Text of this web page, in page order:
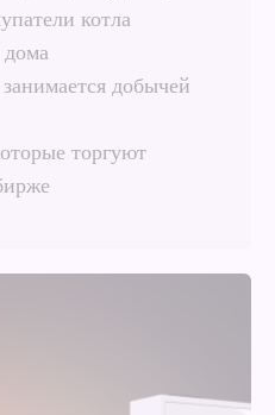
котла
дома
добычей
торгуют